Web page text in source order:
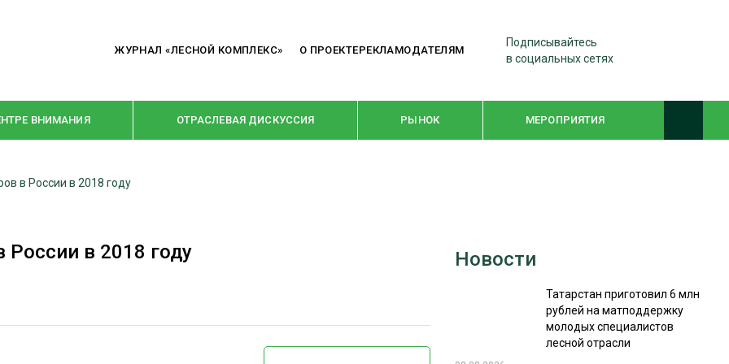
ЖУРНАЛ «ЛЕСНОЙ КОМПЛЕКС» О ПРОЕКТЕРЕКЛАМОДАТЕЛЯМ
Подписывайтесь
в социальных сетях
ВНИМАНИЯ ОТРАСЛЕВАЯ ДИСКУССИЯ РЫНОК МЕРОПРИЯТИЯ
КРУПНЫМ ПЛАНОМ
ПРЕДПРИЯТИЯ ЛПК
WOODEX-2021
СУШКА ДРЕВЕСИНЫ
в России в 2018 году
России в 2018 году Новости
Татарстан приготовил 6 млн
рублей на матподдержку
молодых специалистов
лесной отрасли